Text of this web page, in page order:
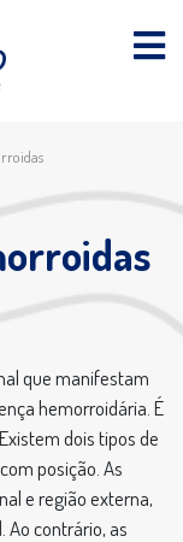
que manifestam
hemorroidária. É
dois tipos de
posição. As
e região externa,
Ao contrário, as